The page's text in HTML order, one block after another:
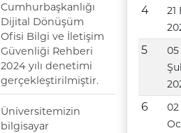
Cumhurbaşkanlığı
Dijital Dönüşüm
Ofisi Bilgi ve İletişim
Güvenliği Rehberi
2024 yılı denetimi
gerçekleştirilmiştir.
Üniversitemizin
bilgisayar
4
21
5
05
6
02